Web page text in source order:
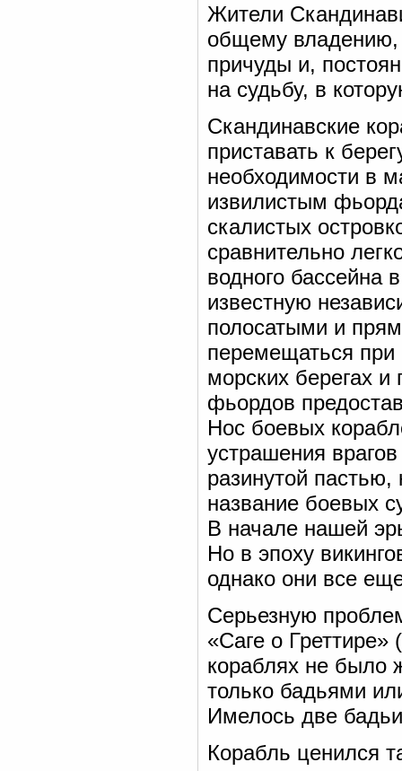
Жители
общему владению,
причуды и,
на судьбу, в
Скандинавские
приставать к
необходимости в
извилистым
скалистых
сравнительно
водного бассейна
известную
полосатыми и
перемещаться при
морских берегах
фьордов
Нос боевых
устрашения
разинутой
название боевых
В начале нашей
Но в эпоху
однако они все
Серьезную
«Саге о Греттире»
кораблях не было
только бадьями
Имелось две
Корабль ценился